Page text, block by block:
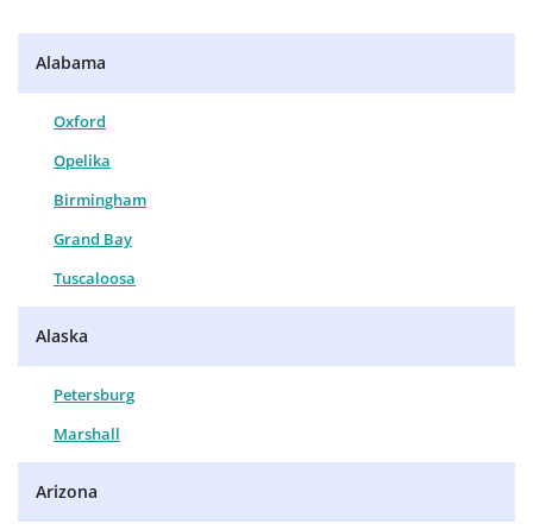
Alabama
Oxford
Opelika
Birmingham
Grand Bay
Tuscaloosa
Alaska
Petersburg
Marshall
Arizona